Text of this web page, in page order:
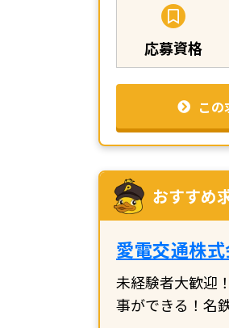
応募資格
この
おすすめ
愛電交通株
未経験者大歓迎
事ができる！名